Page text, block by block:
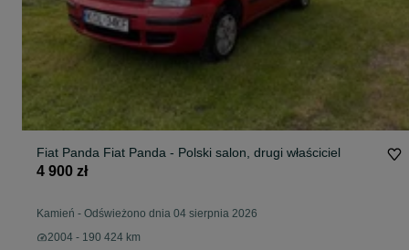
Fiat Panda Fiat Panda - Polski salon, drugi właściciel
4 900 zł
Kamień - Odświeżono dnia 04 sierpnia 2026
2004 - 190 424 km